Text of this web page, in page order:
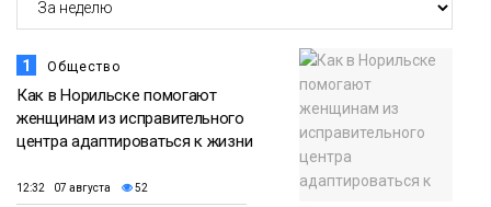
1 Общество
Как в Норильске помогают
женщинам из исправительного
центра адаптироваться к жизни
12:32 07 августа 52